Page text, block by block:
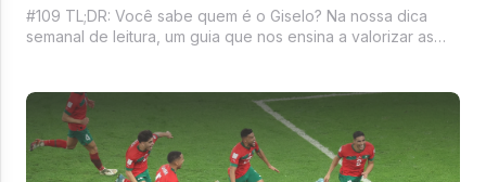
#109 TL;DR: Você sabe quem é o Giselo? Na nossa dica
semanal de leitura, um guia que nos ensina a valorizar as
onda no mar, de palavra do ano